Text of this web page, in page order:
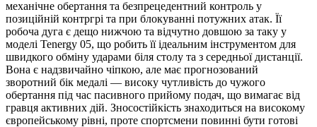
механічне обертання та безпрецедентний контроль у
позиційній контргрі та при блокуванні потужних атак. Її
робоча дуга є дещо нижчою та відчутно довшою за таку у
моделі Tenergy 05, що робить її ідеальним інструментом для
швидкого обміну ударами біля столу та з середньої дистанції.
Вона є надзвичайно чіпкою, але має прогнозований
зворотний бік медалі — високу чутливість до чужого
обертання під час пасивного прийому подач, що вимагає від
гравця активних дій. Зносостійкість знаходиться на високому
європейському рівні, проте спортсмени повинні бути готові